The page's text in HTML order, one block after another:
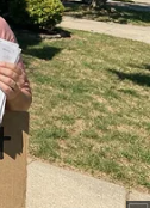
mưa lũ
do mưa lũ tại
người, còn 12